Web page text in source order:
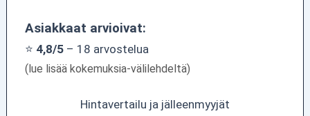
Asiakkaat arvioivat:
⭐ 4,8/5– 18 arvostelua
(lue lisää kokemuksia-välilehdeltä)
Hintavertailu ja jälleenmyyjät